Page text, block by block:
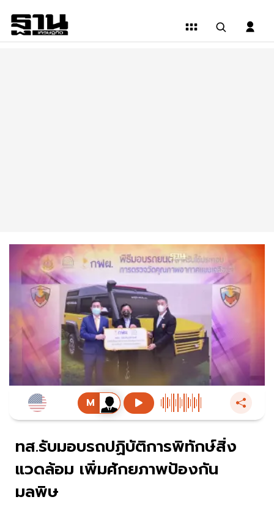
ทส.รับมอบรถปฏิบัติการพิทักษ์สิ่ง
แวดล้อม เพิ่มศักยภาพป้องกัน
มลพิษ